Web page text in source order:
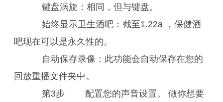
键盘涡旋：相同，但与键盘。
始终显示卫生酒吧：截至1.22a ，保健酒
吧现在可以是永久性的。
自动保存录像：此功能会自动保存在您的
回放重播文件夹中。
第3步 配置您的声音设置。 做你想要